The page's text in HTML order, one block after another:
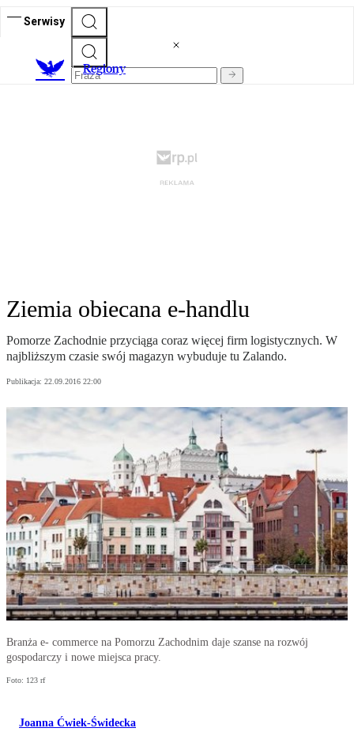
Serwisy
Regiony
Ziemia obiecana e-handlu
Pomorze Zachodnie przyciąga coraz więcej firm logistycznych. W
najbliższym czasie swój magazyn wybuduje tu Zalando.
Publikacja: 22.09.2016 22:00
Branża e- commerce na Pomorzu Zachodnim daje szanse na rozwój
gospodarczy i nowe miejsca pracy.
Foto: 123 rf
Joanna Ćwiek-Świdecka